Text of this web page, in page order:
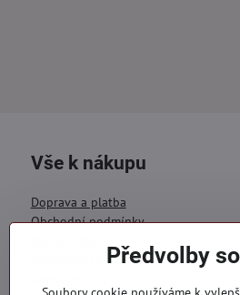
Vše k nákupu
Doprava a platba
Obchodní podmínky
Reklamační formulářPředvolby